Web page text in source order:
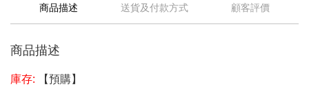
商品描述 送貨及付款方式 顧客評價
商品描述
庫存: 【預購】